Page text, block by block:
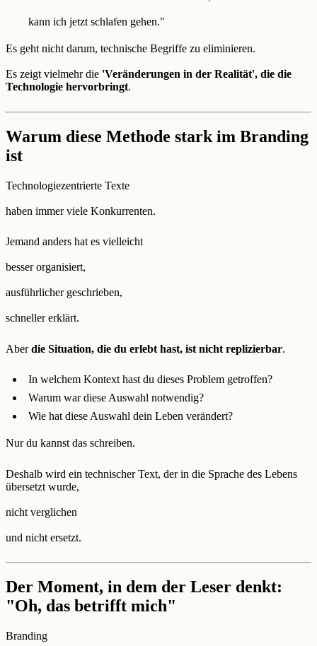
kann ich jetzt schlafen gehen."
Es geht nicht darum, technische Begriffe zu eliminieren.
Es zeigt vielmehr die 'Veränderungen in der Realität', die die
Technologie hervorbringt.
Warum diese Methode stark im Branding
ist
Technologiezentrierte Texte
haben immer viele Konkurrenten.
Jemand anders hat es vielleicht
besser organisiert,
ausführlicher geschrieben,
schneller erklärt.
Aberdie Situation, die du erlebt hast, ist nicht replizierbar.
In welchem Kontext hast du dieses Problem getroffen?
Warum war diese Auswahl notwendig?
Wie hat diese Auswahl dein Leben verändert?
Nur du kannst das schreiben.
Deshalb wird ein technischer Text, der in die Sprache des Lebens
übersetzt wurde,
nicht verglichen
und nicht ersetzt.
Der Moment, in dem der Leser denkt:
"Oh, das betrifft mich"
Branding